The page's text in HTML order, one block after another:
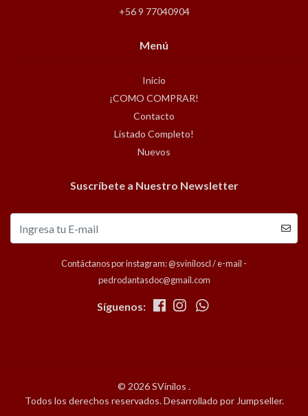
+56 9 77040904
Menú
Inicio
¡COMO COMPRAR!
Contacto
Listado Completo!
Nuevos
Suscríbete a Nuestro Newsletter
Contáctanos por instagram: @sviniloscl / e-mail -
pedrodantasdoc@gmail.com
Síguenos:
© 2026 SVinilos .
Todos los derechos reservados.Desarrollado por Jumpseller.